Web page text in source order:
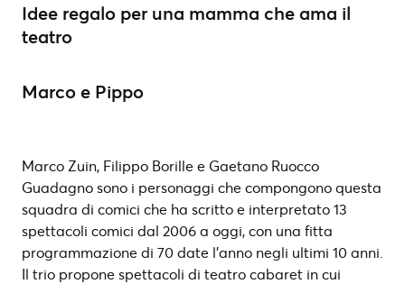
Idee regalo per una mamma che ama il
teatro
Marco e Pippo
Marco Zuin, Filippo Borille e Gaetano Ruocco
Guadagno sono i personaggi che compongono questa
squadra di comici che ha scritto e interpretato 13
spettacoli comici dal 2006 a oggi, con una fitta
programmazione di 70 date l’anno negli ultimi 10 anni.
Il trio propone spettacoli di teatro cabaret in cui